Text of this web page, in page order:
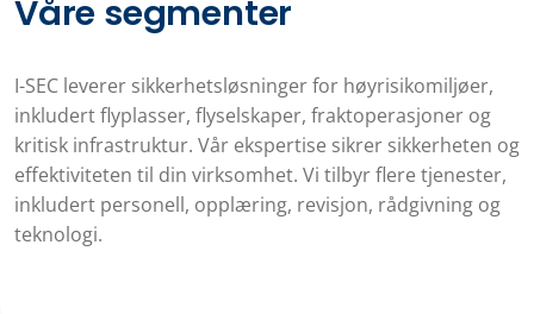
Våre segmenter
I-SEC leverer sikkerhetsløsninger for høyrisikomiljøer,
inkludert flyplasser, flyselskaper, fraktoperasjoner og
kritisk infrastruktur. Vår ekspertise sikrer sikkerheten og
effektiviteten til din virksomhet. Vi tilbyr flere tjenester,
inkludert personell, opplæring, revisjon, rådgivning og
teknologi.